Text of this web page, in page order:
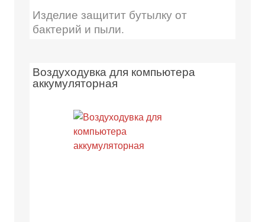
Изделие защитит бутылку от
бактерий и пыли.
Воздуходувка для компьютера
аккумуляторная